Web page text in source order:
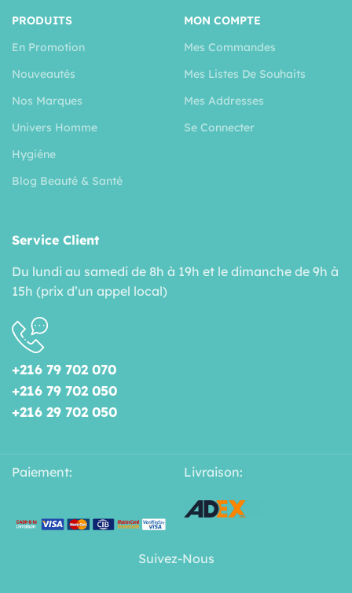
PRODUITS
En Promotion
Nouveautés
Nos Marques
Univers Homme
Hygiéne
Blog Beauté & Santé
MON COMPTE
Mes Commandes
Mes Listes De Souhaits
Mes Addresses
Se Connecter
Service Client
Du lundi au samedi de 8h à 19h et le dimanche de 9h à
15h (prix d’un appel local)
+216 79 702 070
+216 79 702 050
+216 29 702 050
Paiement: Livraison:
Suivez-Nous